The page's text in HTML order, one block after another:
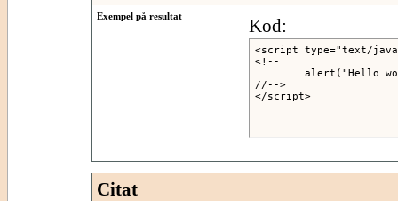
Exempel på resultat Kod:
<script type="text/
<!--
//-->
</script>
Citat